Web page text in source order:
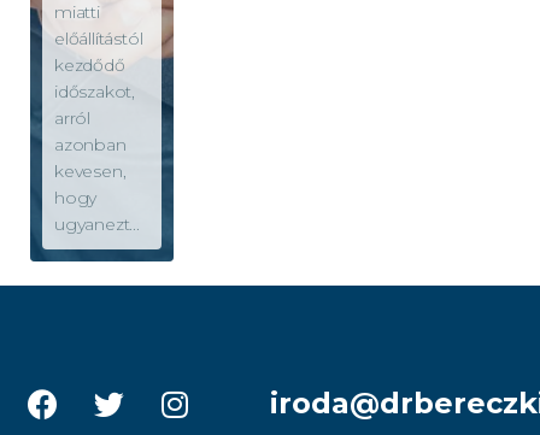
miatti
előállítástól
kezdődő
időszakot,
arról
azonban
kevesen,
hogy
ugyanezt...